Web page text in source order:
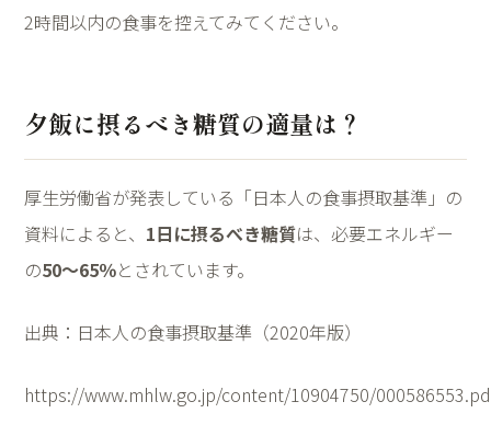
2時間以内の食事を控えてみてください。
夕飯に摂るべき糖質の適量は？
厚生労働省が発表している「日本人の食事摂取基準」の
資料によると、 1日に摂るべき糖質は、必要エネルギー
の50～65％とされています。
出典：日本人の食事摂取基準（2020年版）
https://www.mhlw.go.jp/content/10904750/